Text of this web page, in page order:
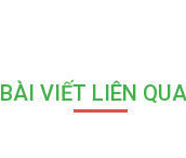
BÀI VIẾT LIÊN